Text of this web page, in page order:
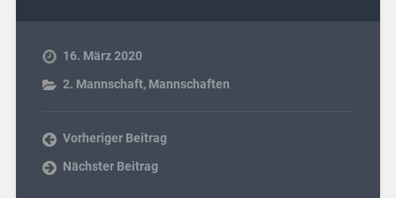
16. März 2020
2. Mannschaft, Mannschaften
Vorheriger Beitrag
Nächster Beitrag